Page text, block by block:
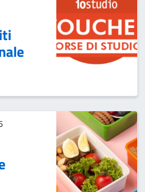
- VOUCHER "IO STUDIO"